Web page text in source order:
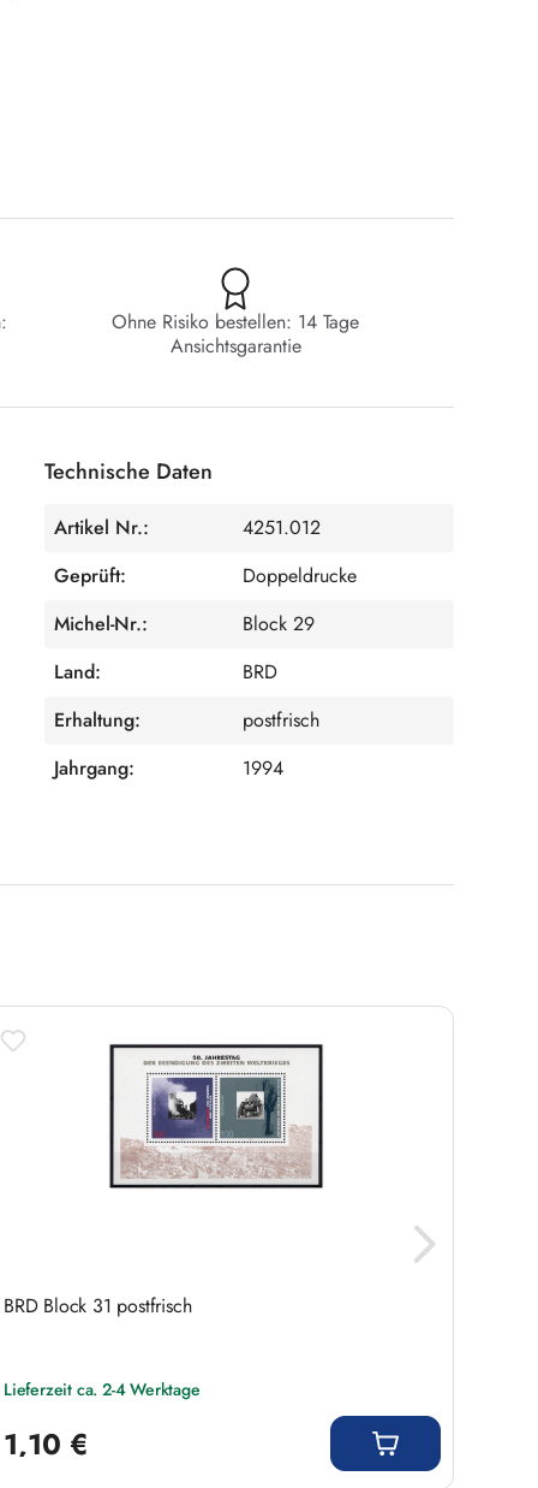
Ohne Risiko bestellen: 14 Tage
Ansichtsgarantie
Technische Daten
Artikel Nr.:
4251.012
Geprüft:
Doppeldrucke
Michel-Nr.:
Block 29
Land:
BRD
Erhaltung:
postfrisch
Jahrgang:
1994
BRD Block 31 postfrisch
Lieferzeit ca. 2-4 Werktage
1,10 €